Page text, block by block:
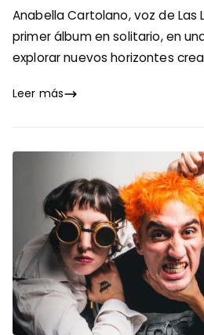
Anabella Cartolano, voz de Las
primer álbum en solitario, en
explorar nuevos horizontes
Leer más